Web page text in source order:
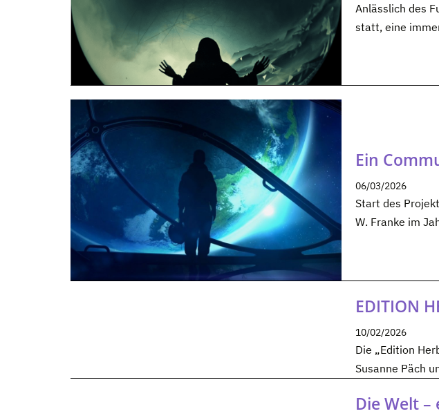
Anlässlich des
statt, eine
Ein
06/03/2026
Start des
W. Franke im
EDITION
10/02/2026
Die „Edition
Susanne Päch
Die Welt